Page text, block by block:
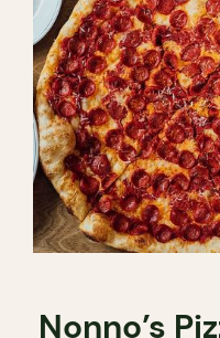
Nonno’s